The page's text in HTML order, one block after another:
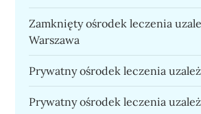
Zamknięty ośrodek leczenia
Warszawa
Prywatny ośrodek leczenia
Prywatny ośrodek leczenia